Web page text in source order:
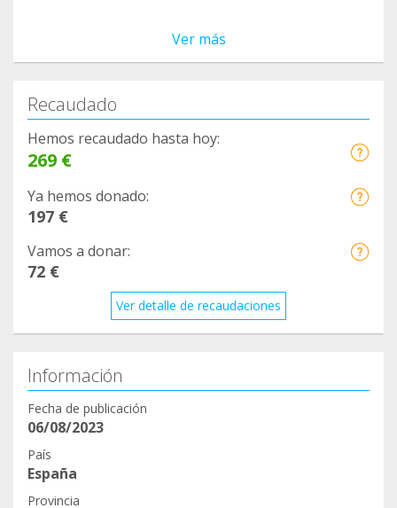
Ver más
Recaudado
Hemos recaudado hasta hoy:
269 €
Ya hemos donado:
197 €
Vamos a donar:
72 €
Ver detalle de recaudaciones
Información
Fecha de publicación
06/08/2023
País
España
Provincia